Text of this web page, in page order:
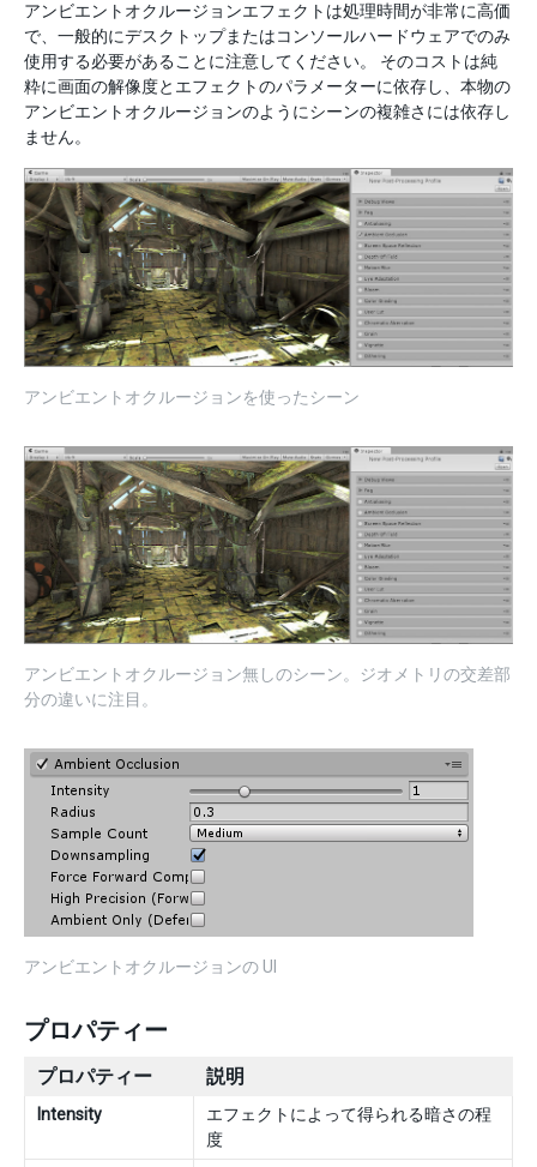
アンビエントオクルージョンエフェクトは処理時間が非常に高価
で、一般的にデスクトップまたはコンソールハードウェアでのみ
使用する必要があることに注意してください。 そのコストは純
粋に画面の解像度とエフェクトのパラメーターに依存し、本物の
アンビエントオクルージョンのようにシーンの複雑さには依存し
ません。
アンビエントオクルージョンを使ったシーン
アンビエントオクルージョン無しのシーン。ジオメトリの交差部
分の違いに注目。
アンビエントオクルージョンの UI
プロパティー
プロパティー 説明
Intensity
エフェクトによって得られる暗さの程
度